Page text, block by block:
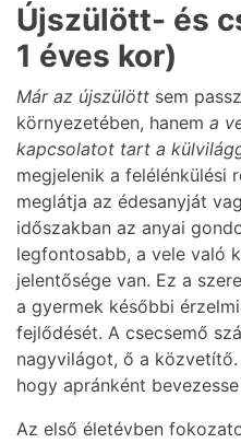
Újszülött- és
1 éves kor)
Már az újszülött sem
környezetében, hanem a
kapcsolatot tart a
megjelenik a felélénkülési
meglátja az édesanyját
időszakban az anyai
legfontosabb, a vele való
jelentősége van. Ez a
a gyermek későbbi
fejlődését. A csecsemő
nagyvilágot, ő a
hogy apránként
Az első életévben